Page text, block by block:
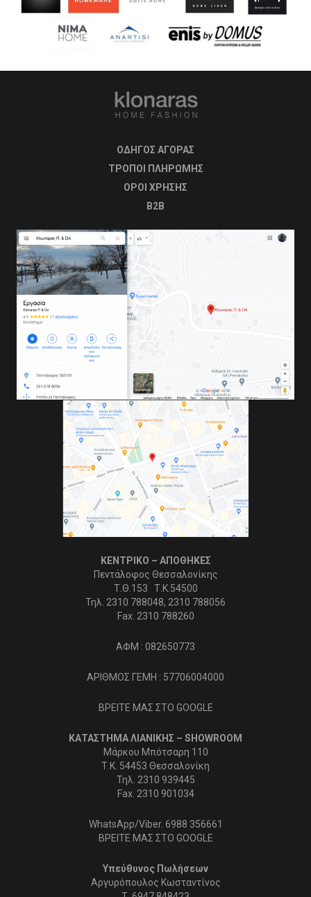
ΟΔΗΓΟΣ ΑΓΟΡΑΣ
ΤΡΟΠΟΙ ΠΛΗΡΩΜΗΣ
OΡΟΙ ΧΡΗΣΗΣ
B2B
ΚΕΝΤΡΙΚΟ – ΑΠΟΘΗΚΕΣ
Πεντάλοφος Θεσσαλονίκης
Τ.Θ.153 Τ.Κ.54500
Τηλ. 2310 788048, 2310 788056
Fax. 2310 788260
ΑΦΜ : 082650773
ΑΡΙΘΜΟΣ ΓΕΜΗ : 57706004000
ΒΡΕΙΤΕ ΜΑΣ ΣΤΟ GOOGLE
ΚΑΤΑΣΤΗΜΑ ΛΙΑΝΙΚΗΣ – SHOWROOM
Μάρκου Μπότσαρη 110
Τ.Κ. 54453 Θεσσαλονίκη
Τηλ. 2310 939445
Fax. 2310 901034
WhatsApp/Viber. 6988 356661
ΒΡΕΙΤΕ ΜΑΣ ΣΤΟ GOOGLE
Υπεύθυνος Πωλήσεων
Αργυρόπουλος Κωσταντίνος